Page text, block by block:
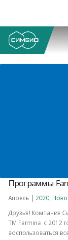
Программы
Апрель | 2020
Друзья! Компания
ТМ Farmina с 2012
воспользоваться